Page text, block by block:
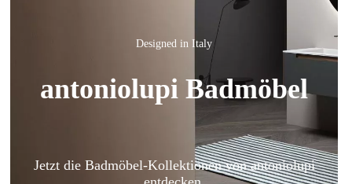
Designed in Italy
antoniolupi Badmöbel
Jetzt die Badmöbel-Kollektionen von antoniolupi